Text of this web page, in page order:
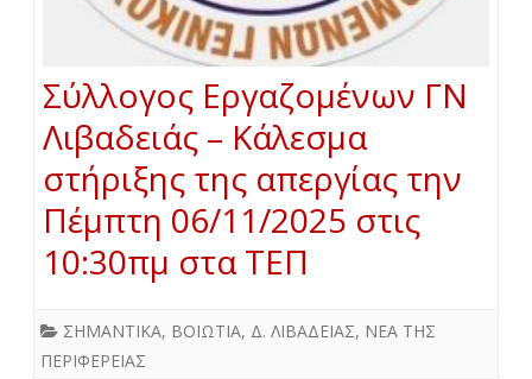
Σύλλογος Εργαζομένων ΓΝ
Λιβαδειάς – Κάλεσμα
στήριξης της απεργίας την
Πέμπτη 06/11/2025 στις
10:30πμ στα ΤΕΠ
ΣΗΜΑΝΤΙΚΑ, ΒΟΙΩΤΙΑ, Δ. ΛΙΒΑΔΕΙΑΣ, ΝΕΑ ΤΗΣ
ΠΕΡΙΦΕΡΕΙΑΣ